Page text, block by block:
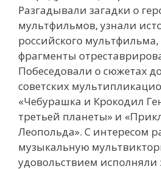
Разгадывали загадки о
мультфильмов, узнали
российского
фрагменты
Побеседовали о сюжетах
советских
«Чебурашка и Крокодил
третьей планеты» и
Леопольда». С интересом
музыкальную
удовольствием